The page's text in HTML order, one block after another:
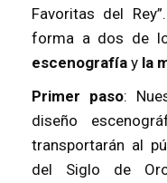
Favoritas del
forma a dos de
escenografía y la
Primer paso:
diseño
transportarán al
del Siglo de